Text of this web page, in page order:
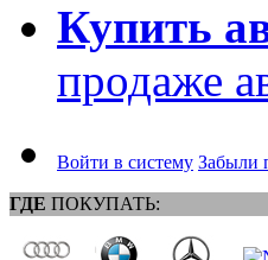
Купить
продаже
Войти в систему Забыли
ГДЕ ПОКУПАТЬ: